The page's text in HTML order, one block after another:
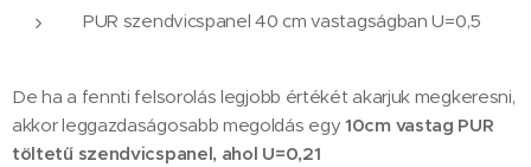
PUR szendvicspanel 40 cm vastagságban U=0,5
De ha a fennti felsorolás legjobb értékét akarjuk megkeresni,
akkor leggazdaságosabb megoldás egy10cm vastag PUR
töltetű szendvicspanel, ahol U=0,21